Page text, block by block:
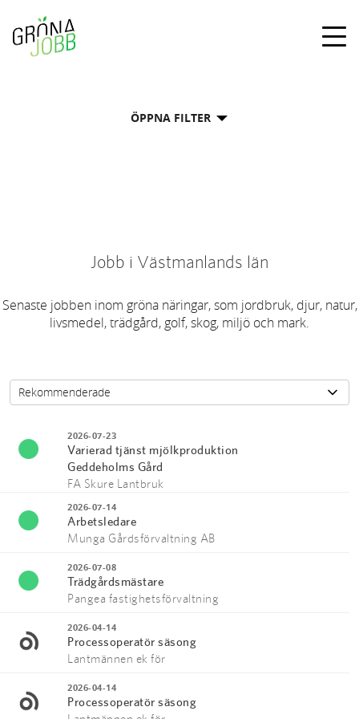
ÖPPNA FILTER
Jobb i Västmanlands län
Senaste jobben inom gröna näringar, som jordbruk, djur, natur,
livsmedel, trädgård, golf, skog, miljö och mark.
2026-07-23
Varierad tjänst mjölkproduktion
Geddeholms Gård
FA Skure Lantbruk
2026-07-14
Arbetsledare
Munga Gårdsförvaltning AB
2026-07-08
Trädgårdsmästare
Pangea fastighetsförvaltning
2026-04-14
Processoperatör säsong
Lantmännen ek för
2026-04-14
Processoperatör säsong